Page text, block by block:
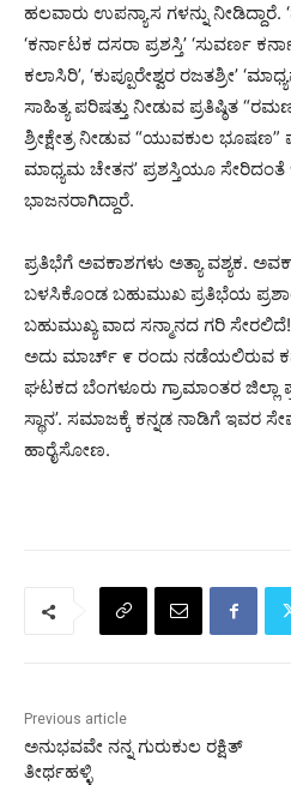
ಹಲವಾರು ಉಪನ್ಯಾಸ ಗಳನ್ನು ನೀಡಿದ್ದಾರೆ.
‘ಕರ್ನಾಟಕ ದಸರಾ ಪ್ರಶಸ್ತಿ’ ‘ಸುವರ್ಣ
ಕಲಾಸಿರಿ’, ‘ಕುಪ್ಪೂರೇಶ್ವರ ರಜತಶ್ರೀ’
ಸಾಹಿತ್ಯ ಪರಿಷತ್ತು ನೀಡುವ ಪ್ರತಿಷ್ಠಿತ
ಶ್ರೀಕ್ಷೇತ್ರ ನೀಡುವ “ಯುವಕುಲ ಭೂಷಣ”
ಮಾಧ್ಯಮ ಚೇತನ’ ಪ್ರಶಸ್ತಿಯೂ ಸೇರಿದಂತೆ
ಭಾಜನರಾಗಿದ್ದಾರೆ.
ಪ್ರತಿಭೆಗೆ ಅವಕಾಶಗಳು ಅತ್ಯಾ ವಶ್ಯಕ.
ಬಳಸಿಕೊಂಡ ಬಹುಮುಖ ಪ್ರತಿಭೆಯ
ಬಹುಮುಖ್ಯ ವಾದ ಸನ್ಮಾನದ ಗರಿ ಸೇರಲಿದೆ!
ಅದು ಮಾರ್ಚ್ ೯ ರಂದು ನಡೆಯಲಿರುವ
ಘಟಕದ ಬೆಂಗಳೂರು ಗ್ರಾಮಾಂತರ ಜಿಲ್ಲಾ
ಸ್ಥಾನ’. ಸಮಾಜಕ್ಕೆ ಕನ್ನಡ ನಾಡಿಗೆ ಇವರ
ಹಾರೈಸೋಣ.
Previous article
ಅನುಭವವೇ ನನ್ನ ಗುರುಕುಲ ರಕ್ಷಿತ್
ತೀರ್ಥಹಳ್ಳಿ